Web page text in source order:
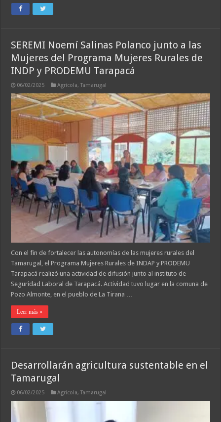
SEREMI Noemí Salinas Polanco junto a las
Mujeres del Programa Mujeres Rurales de
INDP y PRODEMU Tarapacá
06/02/2025 Agricola,Tamarugal
Con el fin de fortalecer las autonomías de las mujeres rurales del
Tamarugal, el Programa Mujeres Rurales de INDAP y PRODEMU
Tarapacá realizó una actividad de difusión junto al instituto de
Seguridad Laboral de Tarapacá. Actividad tuvo lugar en la comuna de
Pozo Almonte, en el pueblo de La Tirana …
Leer más »
Desarrollarán agricultura sustentable en el
Tamarugal
06/02/2025 Agricola,Tamarugal